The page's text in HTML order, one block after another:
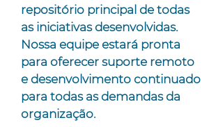
repositório principal de todas
as iniciativas desenvolvidas.
Nossa equipe estará pronta
para oferecer suporte remoto
e desenvolvimento continuado
para todas as demandas da
organização.